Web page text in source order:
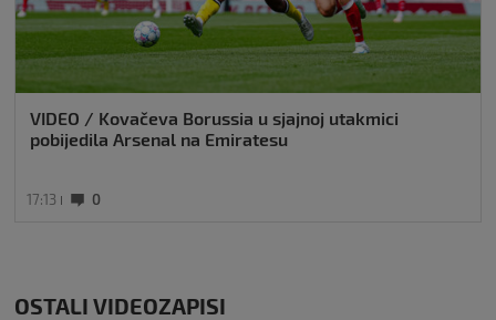
VIDEO / Kovačeva Borussia u sjajnoj utakmici
pobijedila Arsenal na Emiratesu
17:13 0
OSTALI VIDEOZAPISI